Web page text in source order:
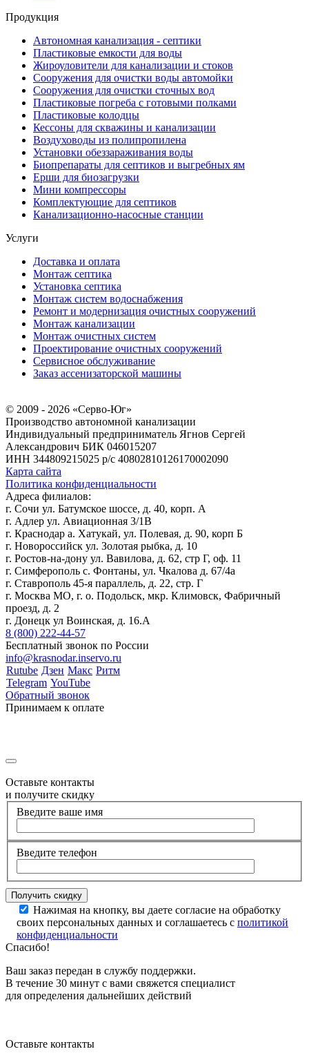
Продукция
Автономная канализация - септики
Пластиковые емкости для воды
Жироуловители для канализации и стоков
Сооружения для очистки воды автомойки
Сооружения для очистки сточных вод
Пластиковые погреба с готовыми полками
Пластиковые колодцы
Кессоны для скважины и канализации
Воздуховоды из полипропилена
Установки обеззараживания воды
Биопрепараты для септиков и выгребных ям
Ерши для биозагрузки
Мини компрессоры
Комплектующие для септиков
Канализационно-насосные станции
Услуги
Доставка и оплата
Монтаж септика
Установка септика
Монтаж систем водоснабжения
Ремонт и модернизация очистных сооружений
Монтаж канализации
Монтаж очистных систем
Проектирование очистных сооружений
Сервисное обслуживание
Заказ ассенизаторской машины
© 2009 - 2026 «Серво-Юг»
Производство автономной канализации
Индивидуальный предприниматель Ягнов Сергей
Александрович БИК 046015207
ИНН 344809215025 р/с 40802810126170002090
Карта сайта
Политика конфиденциальности
Адреса филиалов:
г. Сочи ул. Батумское шоссе, д. 40, корп. А
г. Адлер ул. Авиационная 3/1В
г. Краснодар а. Хатукай, ул. Полевая, д. 90, корп Б
г. Новороссийск ул. Золотая рыбка, д. 10
г. Ростов-на-дону ул. Вавилова, д. 62, стр Г, оф. 11
г. Симферополь с. Фонтаны, ул. Чкалова д. 67/4а
г. Ставрополь 45-я параллель, д. 22, стр. Г
г. Москва МО, г. о. Подольск, мкр. Климовск, Фабричный
проезд, д. 2
г. Донецк ул Воинская, д. 16.А
8 (800) 222-44-57
Бесплатный звонок по России
info@krasnodar.inservo.ru
Rutube Дзен Макс Ритм
Telegram YouTube
Обратный звонок
Принимаем к оплате
Оставьте контакты
и получите скидку
Введите ваше имя
Введите телефон
Нажимая на кнопку, вы даете согласие на обработку
своих персональных данных и соглашаетесь с политикой
конфиденциальности
Спасибо!
Ваш заказ передан в службу поддержки.
В течение 30 минут с вами свяжется специалист
для определения дальнейших действий
Оставьте контакты